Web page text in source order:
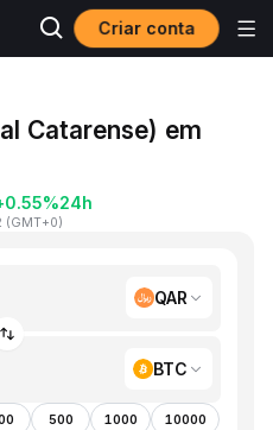
Criar conta
Catarense) em
24h
(GMT+0)
QAR
BTC
500 1000 10000